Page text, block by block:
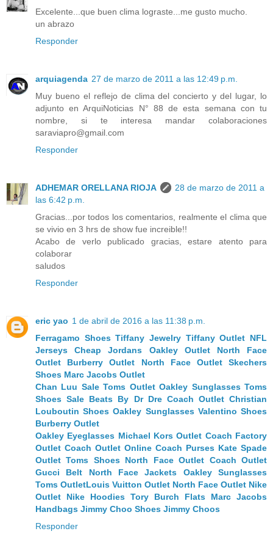
Excelente...que buen clima lograste...me gusto mucho.
un abrazo
Responder
arquiagenda 27 de marzo de 2011 a las 12:49 p.m.
Muy bueno el reflejo de clima del concierto y del lugar, lo
adjunto en ArquiNoticias N° 88 de esta semana con tu
nombre, si te interesa mandar colaboraciones
saraviapro@gmail.com
Responder
ADHEMAR ORELLANA RIOJA
28 de marzo de 2011 a
las 6:42 p.m.
Gracias...por todos los comentarios, realmente el clima que
se vivio en 3 hrs de show fue increible!!
Acabo de verlo publicado gracias, estare atento para
colaborar
saludos
Responder
eric yao 1 de abril de 2016 a las 11:38 p.m.
Ferragamo Shoes Tiffany Jewelry Tiffany Outlet NFL
Jerseys
Cheap Jordans Oakley Outlet
North Face
Outlet
Burberry Outlet North Face Outlet
Skechers
Shoes Marc Jacobs Outlet
Chan Luu Sale Toms Outlet Oakley Sunglasses Toms
Shoes Sale Beats By Dr Dre Coach Outlet Christian
Louboutin Shoes Oakley Sunglasses Valentino Shoes
Burberry Outlet
Oakley Eyeglasses Michael Kors Outlet Coach Factory
Outlet Coach Outlet Online Coach Purses Kate Spade
Outlet Toms Shoes North Face Outlet Coach Outlet
Gucci Belt
North Face Jackets
Oakley Sunglasses
Toms OutletLouis Vuitton Outlet North Face Outlet Nike
Outlet
Nike Hoodies Tory Burch Flats
Marc Jacobs
Handbags Jimmy Choo Shoes Jimmy Choos
Responder